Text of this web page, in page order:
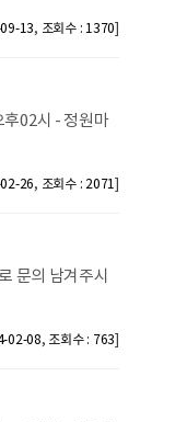
13, 조회수 : 1370
02시 - 정원마
26, 조회수 : 2071
문의 남겨주시
02-08, 조회수 : 763